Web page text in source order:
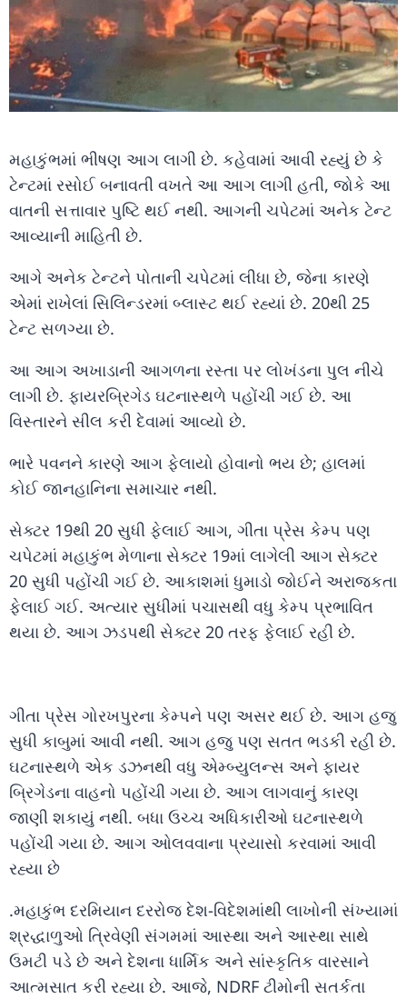
મહાકુંભમાં ભીષણ આગ લાગી છે. કહેવામાં આવી રહ્યું છે કે
ટેન્ટમાં રસોઈ બનાવતી વખતે આ આગ લાગી હતી, જોકે આ
વાતની સત્તાવાર પુષ્ટિ થઈ નથી. આગની ચપેટમાં અનેક ટેન્ટ
આવ્યાની માહિતી છે.
આગે અનેક ટેન્ટને પોતાની ચપેટમાં લીધા છે, જેના કારણે
એમાં રાખેલાં સિલિન્ડરમાં બ્લાસ્ટ થઈ રહ્યાં છે. 20થી 25
ટેન્ટ સળગ્યા છે.
આ આગ અખાડાની આગળના રસ્તા પર લોખંડના પુલ નીચે
લાગી છે. ફાયરબ્રિગેડ ઘટનાસ્થળે પહોંચી ગઈ છે. આ
વિસ્તારને સીલ કરી દેવામાં આવ્યો છે.
ભારે પવનને કારણે આગ ફેલાયો હોવાનો ભય છે; હાલમાં
કોઈ જાનહાનિના સમાચાર નથી.
સેક્ટર 19થી 20 સુધી ફેલાઈ આગ, ગીતા પ્રેસ કેમ્પ પણ
ચપેટમાં મહાકુંભ મેળાના સેક્ટર 19માં લાગેલી આગ સેક્ટર
20 સુધી પહોંચી ગઈ છે. આકાશમાં ધુમાડો જોઈને અરાજકતા
ફેલાઈ ગઈ. અત્યાર સુધીમાં પચાસથી વધુ કેમ્પ પ્રભાવિત
થયા છે. આગ ઝડપથી સેક્ટર 20 તરફ ફેલાઈ રહી છે.
ગીતા પ્રેસ ગોરખપુરના કેમ્પને પણ અસર થઈ છે. આગ હજુ
સુધી કાબુમાં આવી નથી. આગ હજુ પણ સતત ભડકી રહી છે.
ઘટનાસ્થળે એક ડઝનથી વધુ એમ્બ્યુલન્સ અને ફાયર
બ્રિગેડના વાહનો પહોંચી ગયા છે. આગ લાગવાનું કારણ
જાણી શકાયું નથી. બધા ઉચ્ચ અધિકારીઓ ઘટનાસ્થળે
પહોંચી ગયા છે. આગ ઓલવવાના પ્રયાસો કરવામાં આવી
રહ્યા છે
.મહાકુંભ દરમિયાન દરરોજ દેશ-વિદેશમાંથી લાખોની સંખ્યામાં
શ્રદ્ધાળુઓ ત્રિવેણી સંગમમાં આસ્થા અને આસ્થા સાથે
ઉમટી પડે છે અને દેશના ધાર્મિક અને સાંસ્કૃતિક વારસાને
આત્મસાત કરી રહ્યા છે. આજે, NDRF ટીમોની સતર્કતા